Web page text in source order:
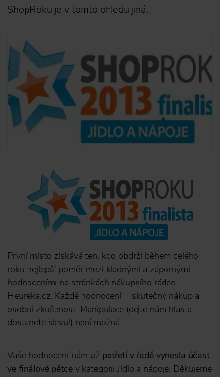
ShopRoku je v tomto ohledu jiná.
První místo získává ten, kdo obdrží během celého
roku nejlepší poměr mezi kladnými a zápornými
hodnoceními na stránkách nákupního rádce
Heureka.cz. Každé hodnocení = skutečný nákup a
osobní zkušenost. Manipulace (dejte nám hlas a
dostanete slevu!) není možná.
Vaše hodnocení nám už potřetí v řadě vynesla účast
ve finálové pětce v kategorii Jídlo a nápoje. Děkujeme